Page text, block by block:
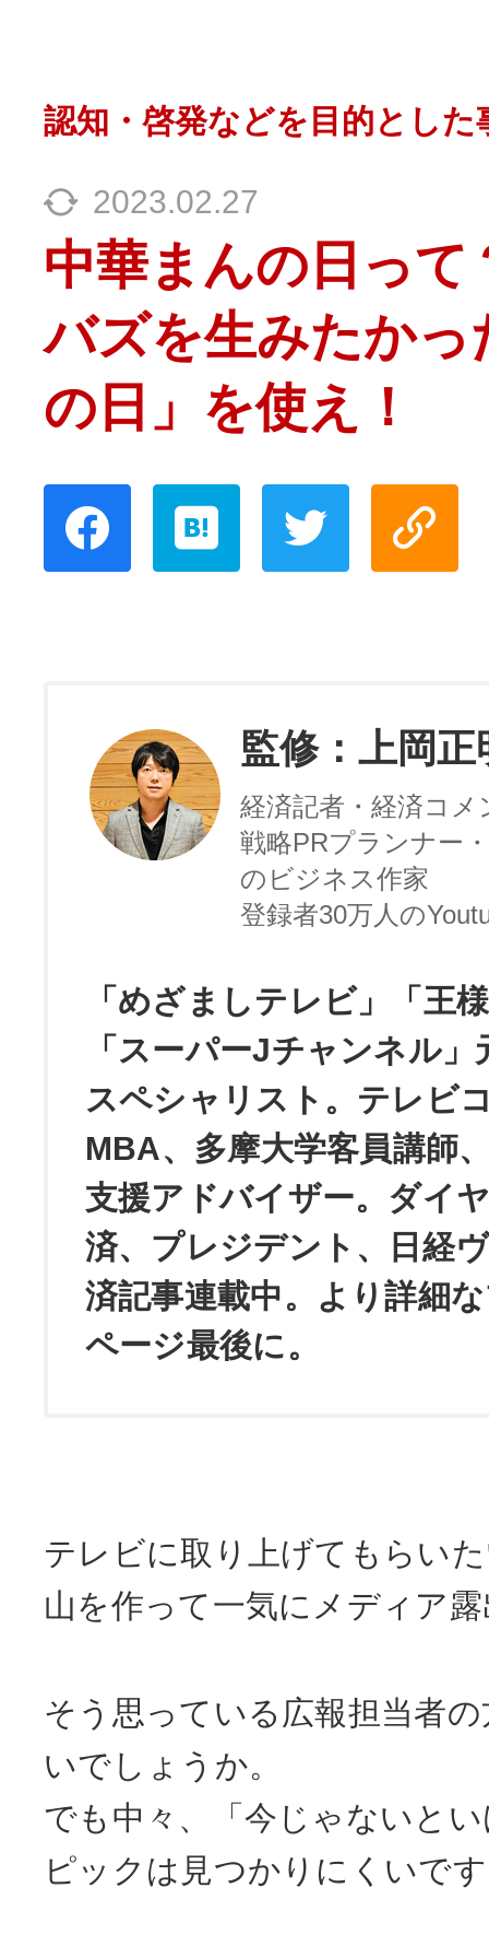
認知・啓発などを目的とした
2023.02.27
中華まんの日って
バズを生みたかっ
の日」を使え！
監修：上岡正
経済記者・経済コメ
戦略PRプランナー
のビジネス作家
登録者30万人の
「めざましテレビ」「王
「スーパーJチャンネル
スペシャリスト。テレビ
MBA、多摩大学客員講師
支援アドバイザー。ダイ
済、プレジデント、日経
済記事連載中。より詳細
ページ最後に。
テレビに取り上げてもらい
山を作って一気にメディア
そう思っている広報担当者
いでしょうか。
でも中々、「今じゃないと
ピックは見つかりにくいで